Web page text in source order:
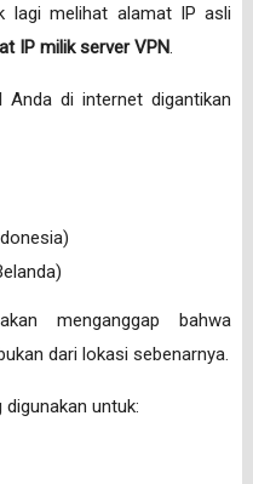
lagi melihat alamat IP asli
IP milik server VPN.
Anda di internet digantikan
menganggap bahwa
dari lokasi sebenarnya.
untuk: